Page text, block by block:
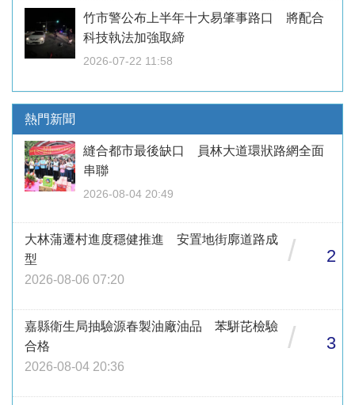
竹市警公布上半年十大易肇事路口 將配合
科技執法加強取締
2026-07-22 11:58
熱門新聞
縫合都市最後缺口 員林大道環狀路網全面
串聯
2026-08-04 20:49
大林蒲遷村進度穩健推進 安置地街廓道路成
型
2026-08-06 07:20
/ 2
嘉縣衛生局抽驗源春製油廠油品 苯駢芘檢驗
合格
2026-08-04 20:36
/ 3